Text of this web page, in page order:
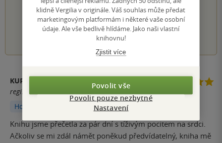
Hodnocení našich knihkupců: 0.0 z 5
1 2 3 4 5
KUPKA
registrovaný uživatel
Hodnoceno z aplikace
Knihu jsme přečetla za pár dní s tíživým pocitem na srdci.
Ačkoliv se mi zdál námět poněkud předvídatelný, kniha mě
klidně Vergilia v originále. Váš souhlas může předat
marketingovým platformám i některé vaše osobní
údaje. Ale vše bedlivě hlídáme. Jako naši vlastní
knihovnu!
Zjistit více
Povolit vše
Povolit pouze nezbytné
Nastavení